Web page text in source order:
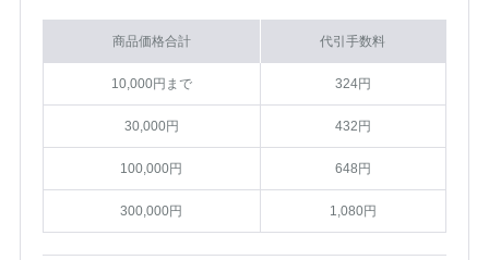
商品価格合計 代引手数料
10,000円まで 324円
30,000円 432円
100,000円 648円
300,000円 1,080円